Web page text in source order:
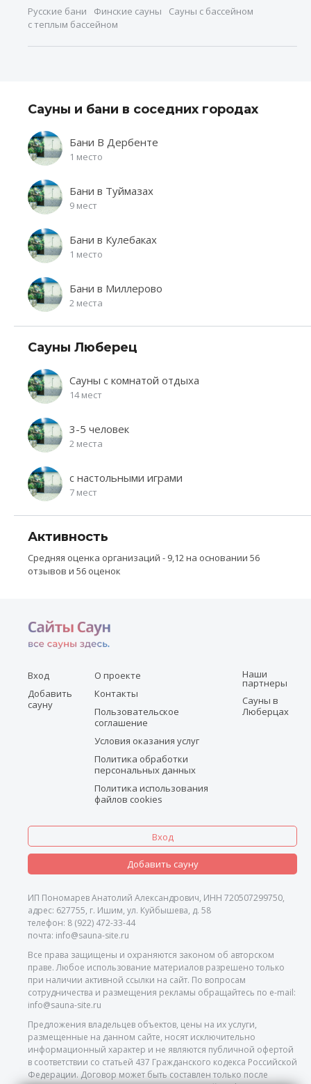
Русские бани
Финские сауны
Сауны с бассейном
с теплым бассейном
Сауны и бани в соседних городах
Бани В Дербенте
1 место
Бани в Туймазах
9 мест
Бани в Кулебаках
1 место
Бани в Миллерово
2 места
Сауны Люберец
Сауны с комнатой отдыха
14 мест
3-5 человек
2 места
с настольными играми
7 мест
Активность
Средняя оценка организаций - 9,12 на основании 56
отзывов и 56 оценок
Вход
Добавить
сауну
О проекте
Контакты
Пользовательское
соглашение
Условия оказания услуг
Политика обработки
персональных данных
Политика использования
файлов cookies
Наши
партнеры
Сауны в
Люберцах
Вход
Добавить сауну
ИП Пономарев Анатолий Александрович, ИНН 720507299750,
адрес: 627755, г. Ишим, ул. Куйбышева, д. 58
телефон: 8 (922) 472-33-44
почта: info@sauna-site.ru
Все права защищены и охраняются законом об авторском
праве. Любое использование материалов разрешено только
при наличии активной ссылки на сайт. По вопросам
сотрудничества и размещения рекламы обращайтесь по e-mail:
info@sauna-site.ru
Предложения владельцев объектов, цены на их услуги,
размещенные на данном сайте, носят исключительно
информационный характер и не являются публичной офертой
в соответствии со статьей 437 Гражданского кодекса Российской
Федерации. Договор может быть составлен только после